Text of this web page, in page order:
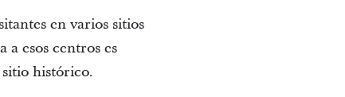
en varios sitios
esos centros es
histórico.